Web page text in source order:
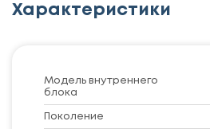
Характеристики
Модель внутреннего
блока
Поколение